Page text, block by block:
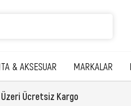
& AKSESUAR MARKALAR
Üzeri Ücretsiz Kargo